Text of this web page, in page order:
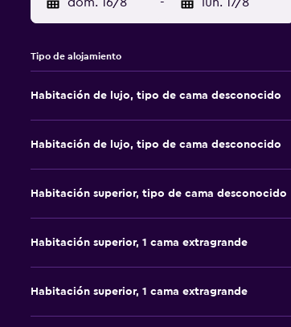
Tipo de alojamiento
Habitación de lujo, tipo de cama desconocido
Habitación de lujo, tipo de cama desconocido
Habitación superior, tipo de cama desconocido
Habitación superior, 1 cama extragrande
Habitación superior, 1 cama extragrande